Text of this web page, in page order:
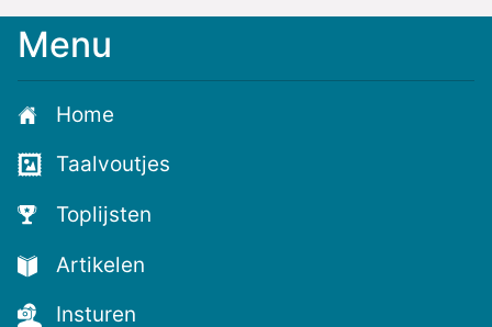
Menu
Home
Taalvoutjes
Toplijsten
Artikelen
Insturen